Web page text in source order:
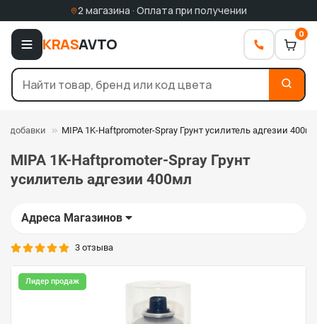
2 магазина · Оплата при получении
KRASAVTO
0
добавки MIPA 1K-Haftpromoter-Spray Грунт усилитель адгезии 400мл
MIPA 1K-Haftpromoter-Spray Грунт
усилитель адгезии 400мл
Адреса Магазинов
3 отзыва
Лидер продаж